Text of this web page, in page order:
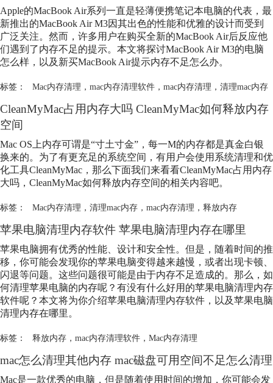
Apple的MacBook Air系列一直是轻薄便携笔记本电脑的代表，最
新推出的MacBook Air M3因其出色的性能和优雅的设计而受到
广泛关注。然而，许多用户在购买全新的MacBook Air后反应他
们遇到了内存不足的提示。本文将探讨MacBook Air M3的电脑
怎么样，以及新买MacBook Air提示内存不足怎么办。
标签： Mac内存清理 ， mac内存清理软件， mac内存清理 ， 清理mac内存
CleanMyMac占用内存大吗 CleanMyMac如何释放内存
空间
Mac OS上内存可谓是“寸土寸金”，每一M的内存都是真金白银
换来的。为了有更充足的系统空间，有用户会使用系统清理和优
化工具CleanMyMac，那么下面我们来看看CleanMyMac占用内存
大吗，CleanMyMac如何释放内存空间的相关内容吧。
标签： Mac内存清理 ， 清理mac内存， mac内存清理 ， 释放内存
苹果电脑清理内存软件 苹果电脑清理内存在哪里
苹果电脑拥有优秀的性能、设计和安全性。但是，随着时间的推
移，你可能会发现你的苹果电脑变得越来越慢，或者出现卡顿、
闪退等问题。这些问题很可能是由于内存不足造成的。那么，如
何清理苹果电脑的内存呢？有没有什么好用的苹果电脑清理内存
软件呢？本文将为你介绍苹果电脑清理内存软件，以及苹果电脑
清理内存在哪里。
标签： 释放内存， mac内存清理软件， Mac内存清理
mac怎么清理其他内存 mac磁盘可用空间不足怎么清理
Mac是一款优秀的电脑，但是随着使用时间的增加，你可能会发